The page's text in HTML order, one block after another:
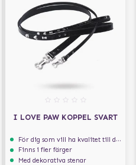
I LOVE PAW KOPPEL SVART
För dig som vill ha kvalitet till din hund!
Finns i fler färger
Med dekorativa stenar